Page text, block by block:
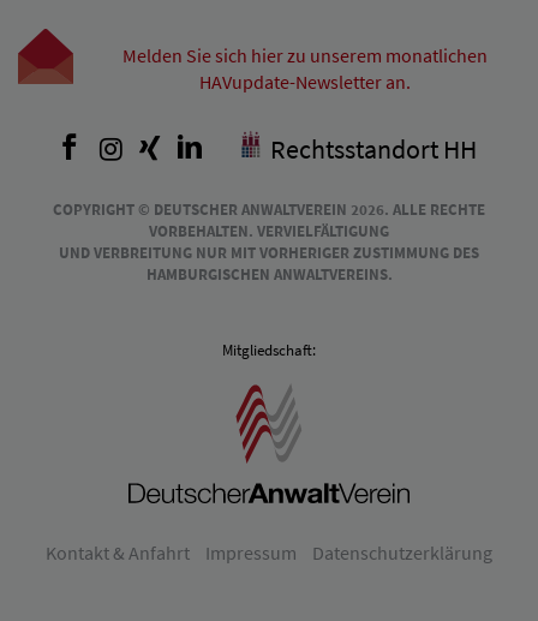
Melden Sie sich hier zu unserem monatlichen
HAVupdate-Newsletter an.
Facebook
Instagram
XingLinkedInRechtsstandort HH
COPYRIGHT © DEUTSCHER ANWALTVEREIN 2026. ALLE RECHTE
VORBEHALTEN. VERVIELFÄLTIGUNG
UND VERBREITUNG NUR MIT VORHERIGER ZUSTIMMUNG DES
HAMBURGISCHEN ANWALTVEREINS.
Mitgliedschaft:
Kontakt & Anfahrt Impressum Datenschutzerklärung